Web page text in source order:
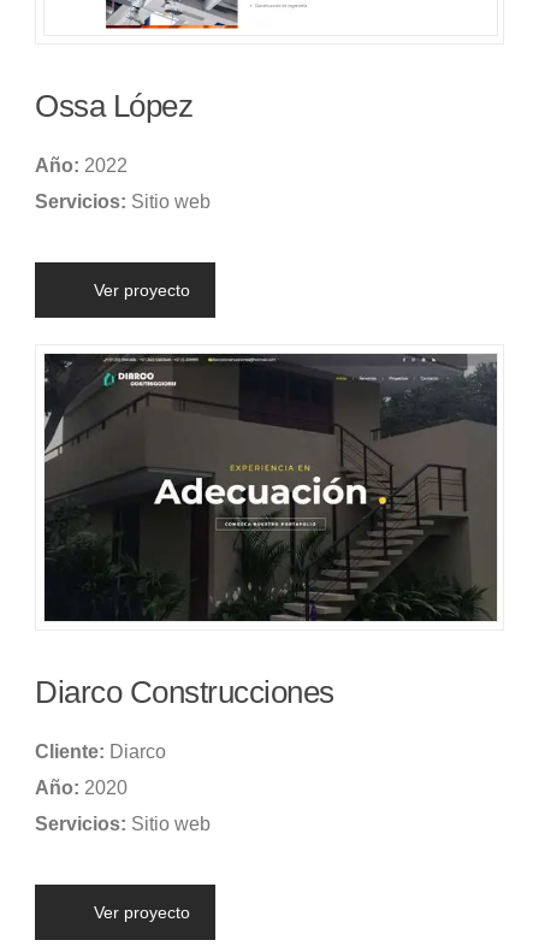
Ossa López
Año: 2022
Servicios: Sitio web
Ver proyecto
Diarco Construcciones
Cliente: Diarco
Año: 2020
Servicios: Sitio web
Ver proyecto